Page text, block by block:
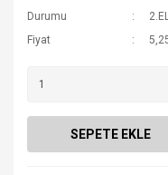
Durumu
Fiyat
SEPETE EKLE